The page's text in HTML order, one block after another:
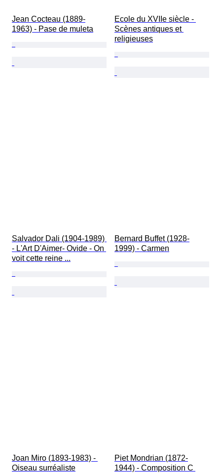
Jean Cocteau (1889-
1963) - Pase de muleta
Ecole du XVIIe siècle -
Scènes antiques et
religieuses
Salvador Dali (1904-1989)
- L'Art D'Aimer- Ovide - On
voit cette reine ...
Bernard Buffet (1928-
1999) - Carmen
Joan Miro (1893-1983) -
Oiseau surréaliste
Piet Mondrian (1872-
1944) - Composition C